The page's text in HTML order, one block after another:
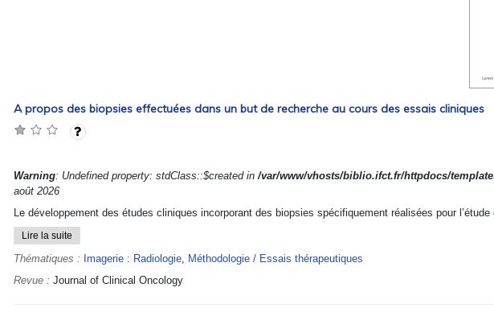
A propos des biopsies effectuées dans un but de recherche au cours des essais cliniques
Warning: Undefined property: stdClass::$created in /var/www/vhosts/biblio.ifct.fr/httpdocs/
août 2026
Le développement des études cliniques incorporant des biopsies spécifiquement réalisées pour l’étude
Lire la suite
Thématiques : Imagerie : Radiologie, Méthodologie / Essais thérapeutiques
Revue : Journal of Clinical Oncology